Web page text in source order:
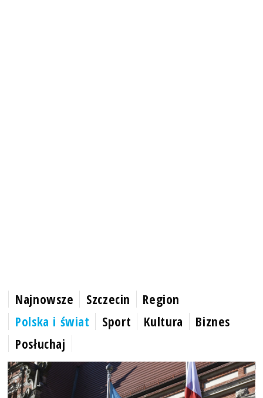
Najnowsze Szczecin
Region
Polska i świat
Sport Kultura
Biznes
Posłuchaj